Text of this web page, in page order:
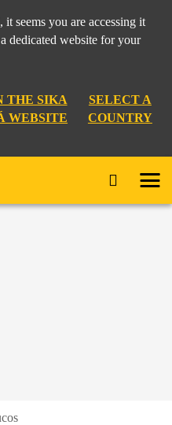
seems you are accessing it
dedicated website for your
THE SIKA
WEBSITE
SELECT A
COUNTRY